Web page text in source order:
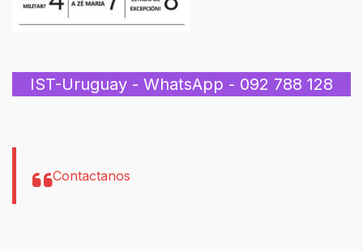
IST-Uruguay - WhatsApp - 092 788 128
Contactanos